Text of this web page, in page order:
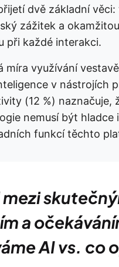
dvě základní
zážitek a
při každé interakci.
míra využívání
v nástrojích
(12 %) naznačuje,
nemusí být hladce
funkcí těchto
mezi
a
AI vs. co